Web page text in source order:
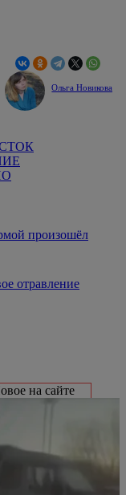
Ольга Новикова
произошёл
отравление
на сайте